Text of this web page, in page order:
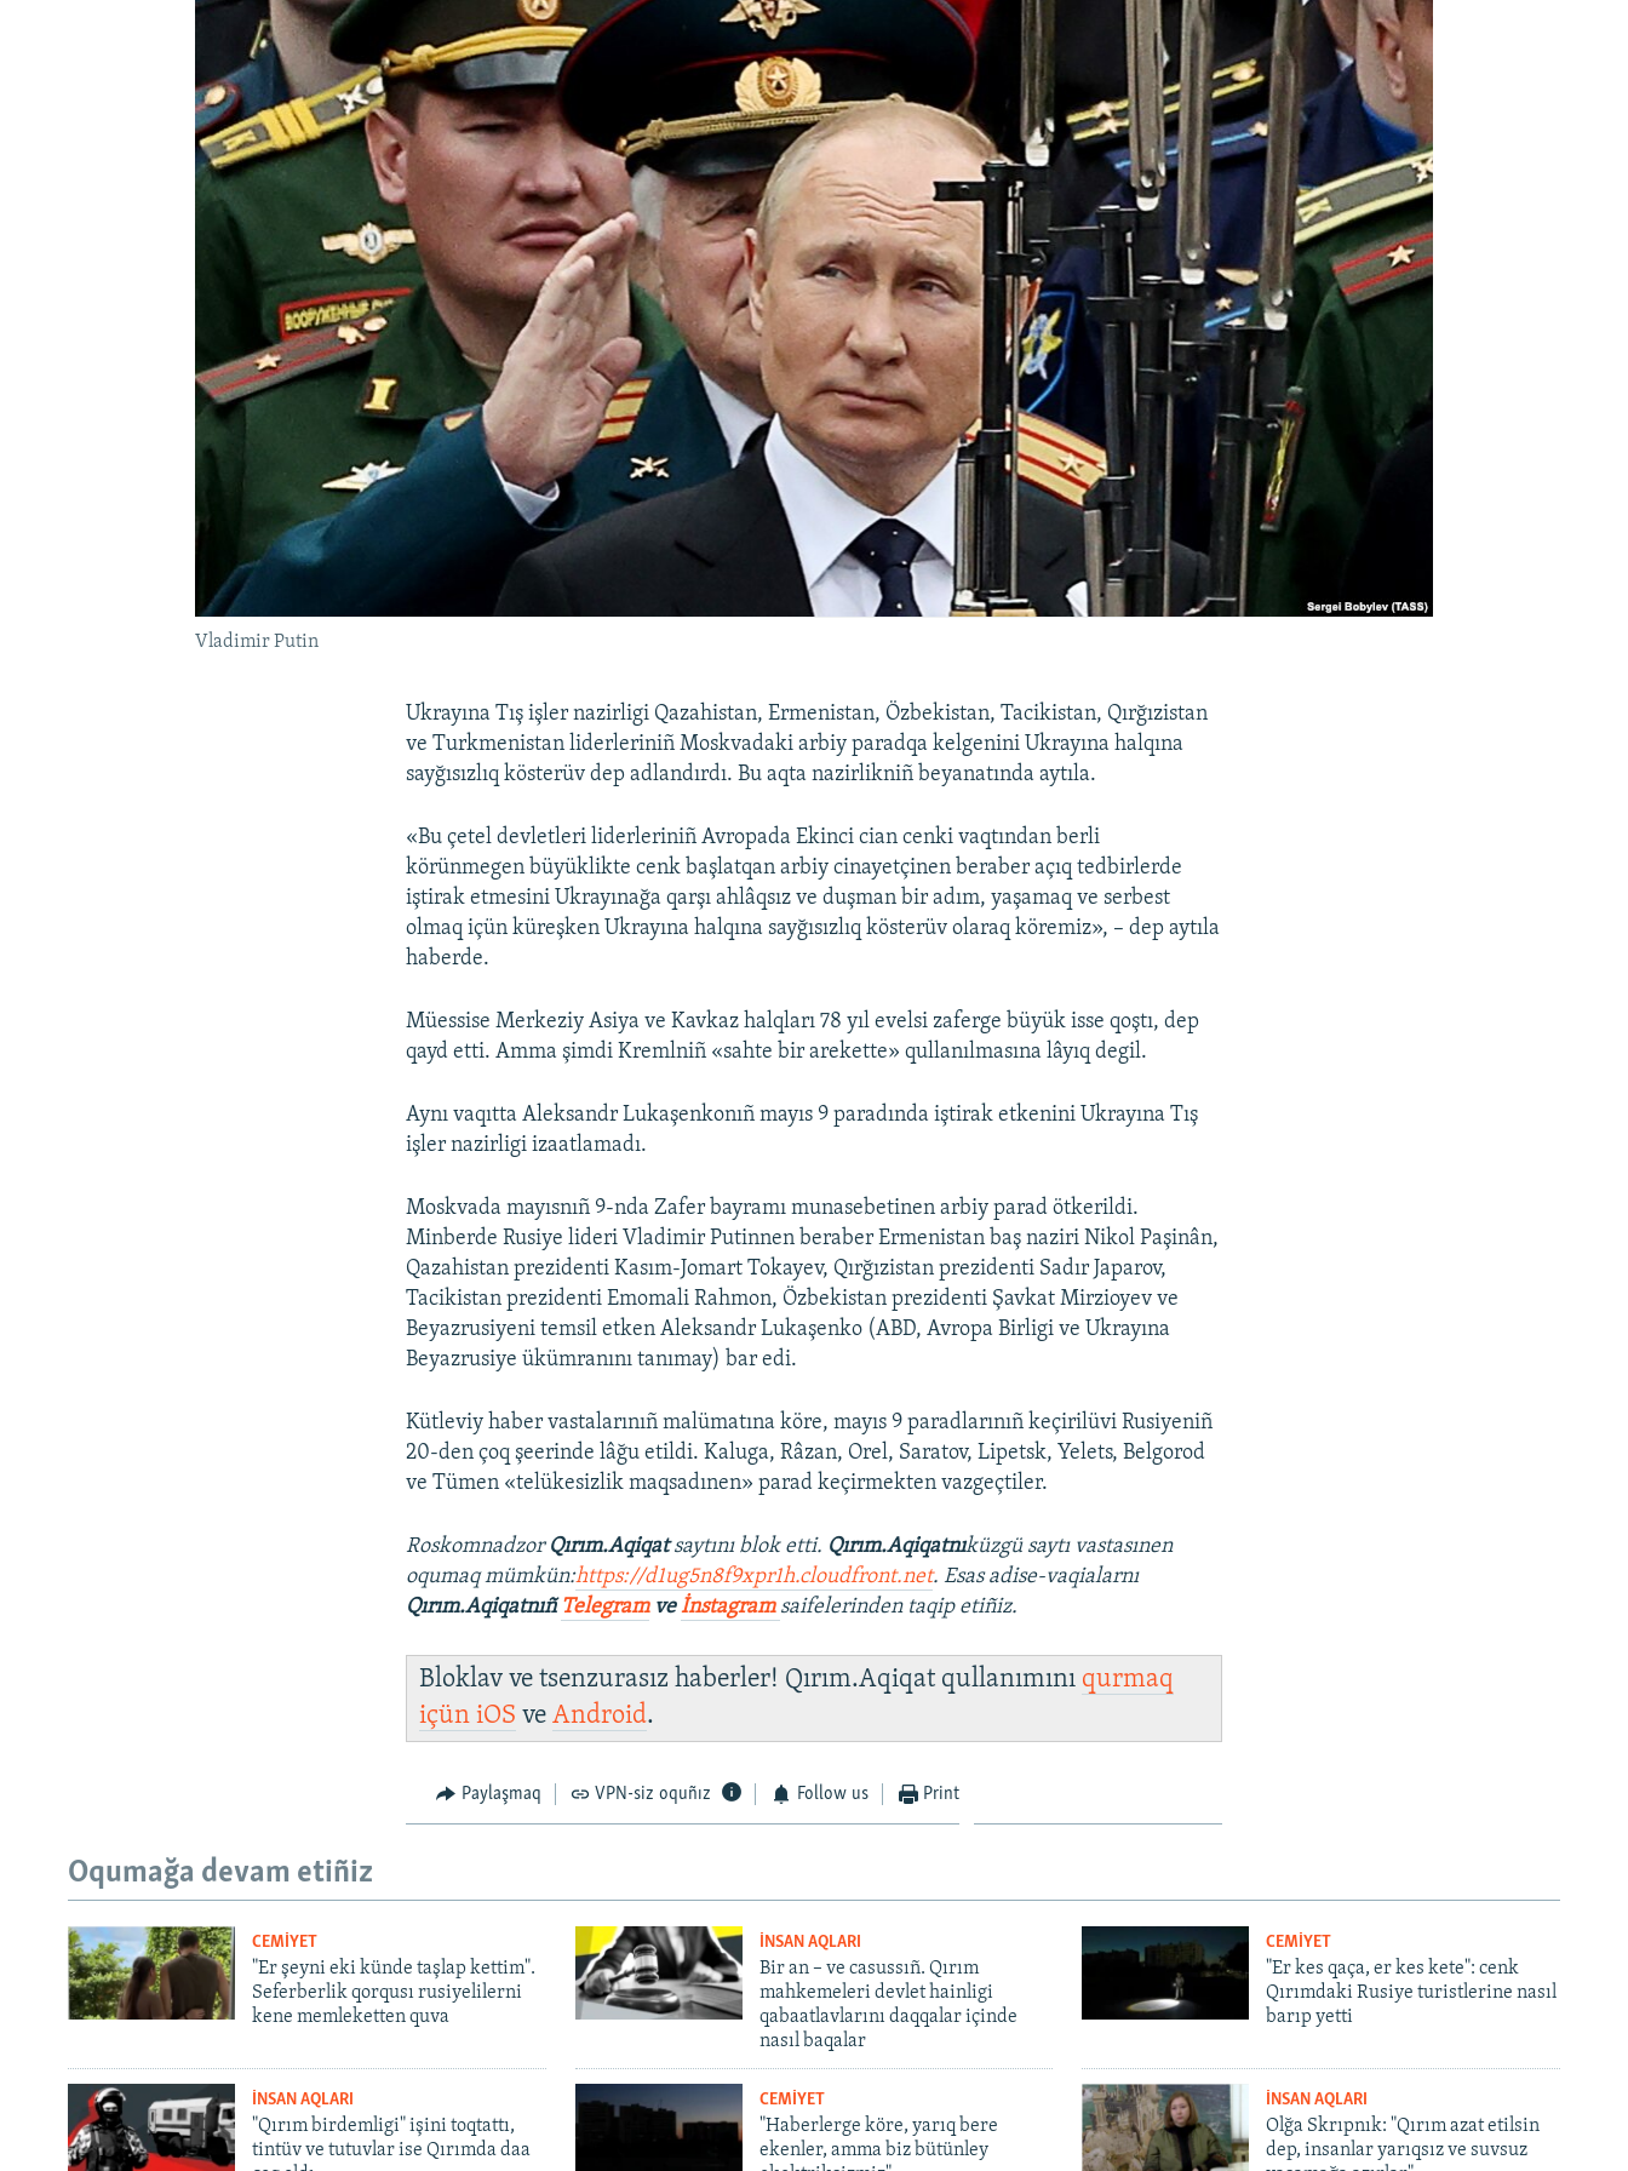
Vladimir Putin
Ukrayına Tış işler nazirligi Qazahistan, Ermenistan, Özbekistan, Tacikistan, Qırğızistan
ve Turkmenistan liderleriniñ Moskvadaki arbiy paradqa kelgenini Ukrayına halqına
sayğısızlıq kösterüv dep adlandırdı. Bu aqta nazirlikniñ beyanatında aytıla.
«Bu çetel devletleri liderleriniñ Avropada Ekinci cian cenki vaqtından berli
körünmegen büyüklikte cenk başlatqan arbiy cinayetçinen beraber açıq tedbirlerde
iştirak etmesini Ukrayınağa qarşı ahlâqsız ve duşman bir adım, yaşamaq ve serbest
olmaq içün küreşken Ukrayına halqına sayğısızlıq kösterüv olaraq köremiz», – dep aytıla
haberde.
Müessise Merkeziy Asiya ve Kavkaz halqları 78 yıl evelsi zaferge büyük isse qoştı, dep
qayd etti. Amma şimdi Kremlniñ «sahte bir arekette» qullanılmasına lâyıq degil.
Aynı vaqıtta Aleksandr Lukaşenkonıñ mayıs 9 paradında iştirak etkenini Ukrayına Tış
işler nazirligi izaatlamadı.
Moskvada mayısnıñ 9-nda Zafer bayramı munasebetinen arbiy parad ötkerildi.
Minberde Rusiye lideri Vladimir Putinnen beraber Ermenistan baş naziri Nikol Paşinân,
Qazahistan prezidenti Kasım-Jomart Tokayev, Qırğızistan prezidenti Sadır Japarov,
Tacikistan prezidenti Emomali Rahmon, Özbekistan prezidenti Şavkat Mirzioyev ve
Beyazrusiyeni temsil etken Aleksandr Lukaşenko (ABD, Avropa Birligi ve Ukrayına
Beyazrusiye ükümranını tanımay) bar edi.
Kütleviy haber vastalarınıñ malümatına köre, mayıs 9 paradlarınıñ keçirilüvi Rusiyeniñ
20-den çoq şeerinde lâğu etildi. Kaluga, Râzan, Orel, Saratov, Lipetsk, Yelets, Belgorod
ve Tümen «telükesizlik maqsadınen» parad keçirmekten vazgeçtiler.
Roskomnadzor Qırım.Aqiqatsaytını blok etti. Qırım.Aqiqatnıküzgü saytı vastasınen
oqumaq mümkün:https://d1ug5n8f9xpr1h.cloudfront.net. Esas adise-vaqialarnı
Qırım.AqiqatnıñTelegramveİnstagram saifelerinden taqip etiñiz.
Bloklav ve tsenzurasız haberler! Qırım.Aqiqat qullanımını qurmaq
içüniOS veAndroid.
Paylaşmaq VPN-siz oquñız Follow us Print
Oqumağa devam etiñiz
CEMİYET
"Er şeyni eki künde taşlap kettim".
Seferberlik qorqusı rusiyelilerni
kene memleketten quva
İNSAN AQLARI
Bir an – ve casussıñ. Qırım
mahkemeleri devlet hainligi
qabaatlavlarını daqqalar içinde
nasıl baqalar
CEMİYET
"Er kes qaça, er kes kete": cenk
Qırımdaki Rusiye turistlerine nasıl
barıp yetti
İNSAN AQLARI
"Qırım birdemligi" işini toqtattı,
tintüv ve tutuvlar ise Qırımda daa
CEMİYET
"Haberlerge köre, yarıq bere
ekenler, amma biz bütünley
İNSAN AQLARI
Olğa Skrıpnık: "Qırım azat etilsin
dep, insanlar yarıqsız ve suvsuz